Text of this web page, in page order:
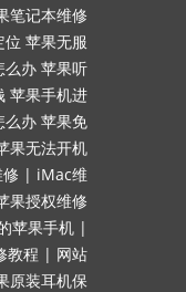
笔记本维修
位 苹果无服
么办 苹果听
苹果手机进
么办 苹果免
果无法开机
| iMac维
果授权维修
苹果手机 |
教程 | 网站
原装耳机保